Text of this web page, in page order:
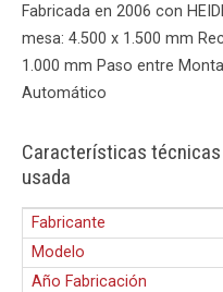
Fabricada en 2006 con
mesa: 4.500 x 1.500 mm
1.000 mm Paso entre
Automático
Características
usada
Fabricante
Modelo
Año Fabricación